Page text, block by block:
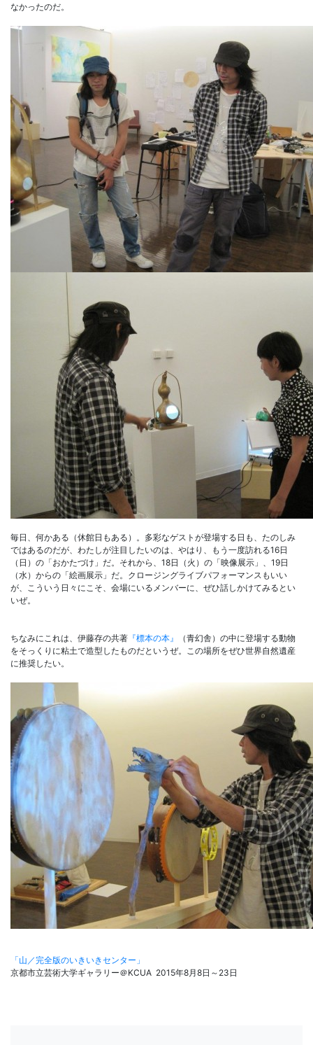
なかったのだ。
毎日、何かある（休館日もある）。多彩なゲストが登場する日も、たのしみ
ではあるのだが、わたしが注目したいのは、やはり、もう一度訪れる16日
（日）の「おかたづけ」だ。それから、18日（火）の「映像展示」、19日
（水）からの「絵画展示」だ。クロージングライブパフォーマンスもいい
が、こういう日々にこそ、会場にいるメンバーに、ぜひ話しかけてみるとい
いぜ。
ちなみにこれは、伊藤存の共著 『標本の本』
（青幻舎）の中に登場する動物
をそっくりに粘土で造型したものだというぜ。この場所をぜひ世界自然遺産
に推奨したい。
「山／完全版のいきいきセンター」
京都市立芸術大学ギャラリー＠KCUA 2015年8月8日～23日